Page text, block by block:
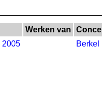
Werken van
2005 Berkel